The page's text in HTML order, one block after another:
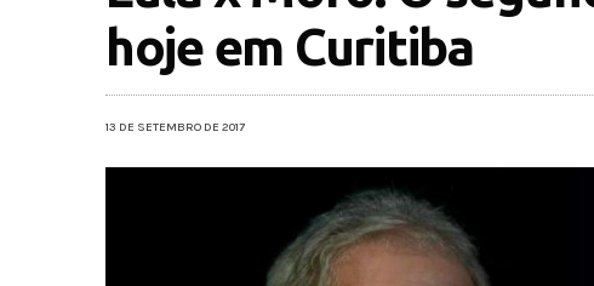
hoje em Curitiba
13 DE SETEMBRO DE 2017